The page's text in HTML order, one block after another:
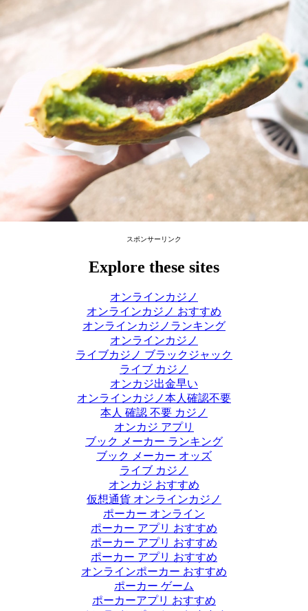
スポンサーリンク
Explore these sites
オンラインカジノ
オンラインカジノ おすすめ
オンラインカジノランキング
オンラインカジノ
ライブカジノ ブラックジャック
ライブ カジノ
オンカジ出金早い
オンラインカジノ本人確認不要
本人 確認 不要 カジノ
オンカジ アプリ
ブック メーカー ランキング
ブック メーカー オッズ
ライブ カジノ
オンカジ おすすめ
仮想通貨 オンラインカジノ
ポーカー オンライン
ポーカー アプリ おすすめ
ポーカー アプリ おすすめ
ポーカー アプリ おすすめ
オンラインポーカー おすすめ
ポーカー ゲーム
ポーカーアプリ おすすめ